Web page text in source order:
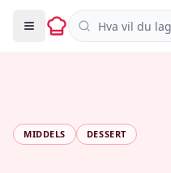
Søk i oppskrifter
MIDDELS DESSERT